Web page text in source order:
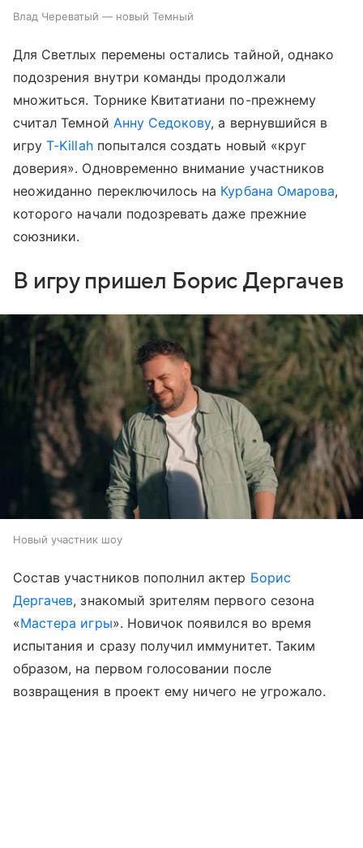
Влад Череватый — новый Темный
Для Светлых перемены остались тайной, однако
подозрения внутри команды продолжали
множиться. Торнике Квитатиани по-прежнему
считал Темной Анну Седокову, а вернувшийся в
игруT-Killahпопытался создать новый «круг
доверия». Одновременно внимание участников
неожиданно переключилось на Курбана Омарова,
которого начали подозревать даже прежние
союзники.
В игру пришел Борис Дергачев
Новый участник шоу
Состав участников пополнил актер Борис
Дергачев, знакомый зрителям первого сезона
«Мастера игры». Новичок появился во время
испытания и сразу получил иммунитет. Таким
образом, на первом голосовании после
возвращения в проект ему ничего не угрожало.